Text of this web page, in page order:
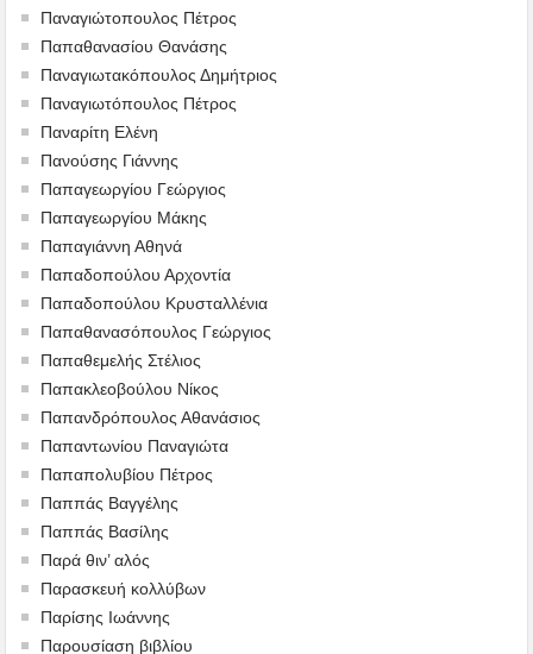
Παναγιώτοπουλος Πέτρος
Παπαθανασίου Θανάσης
Παναγιωτακόπουλος Δημήτριος
Παναγιωτόπουλος Πέτρος
Παναρίτη Ελένη
Πανούσης Γιάννης
Παπαγεωργίου Γεώργιος
Παπαγεωργίου Μάκης
Παπαγιάννη Αθηνά
Παπαδοπούλου Αρχοντία
Παπαδοπούλου Κρυσταλλένια
Παπαθανασόπουλος Γεώργιος
Παπαθεμελής Στέλιος
Παπακλεοβούλου Νίκος
Παπανδρόπουλος Αθανάσιος
Παπαντωνίου Παναγιώτα
Παπαπολυβίου Πέτρος
Παππάς Βαγγέλης
Παππάς Βασίλης
Παρά θιν’ αλός
Παρασκευή κολλύβων
Παρίσης Ιωάννης
Παρουσίαση βιβλίου